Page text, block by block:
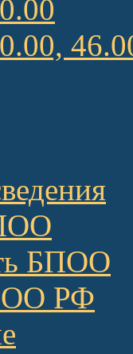
БПОО
РФ